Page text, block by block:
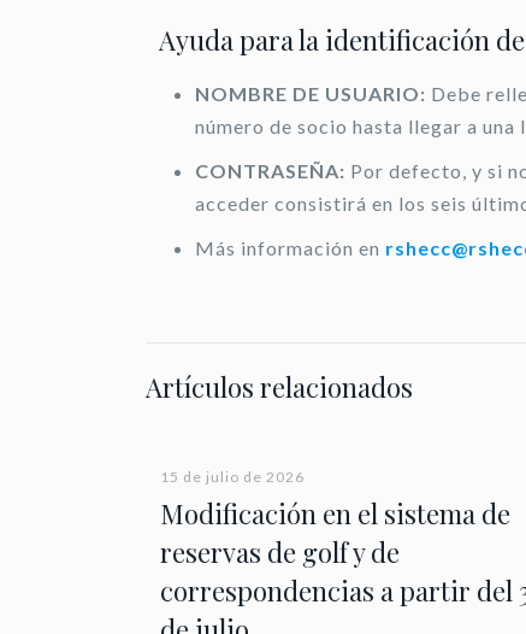
Ayuda para la identificación
NOMBRE DE USUARIO: Debe
número de socio hasta llegar a
CONTRASEÑA: Por defecto, y si
acceder consistirá en los seis
Más información en
Artículos relacionados
15 de julio de 2026
Modificación en el sistema de
reservas de golf y de
correspondencias a partir del